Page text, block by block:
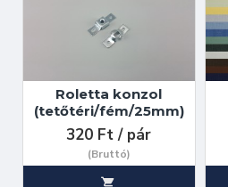
Roletta konzol
(tetőtéri/fém/25mm)
320 Ft / pár
(Bruttó)